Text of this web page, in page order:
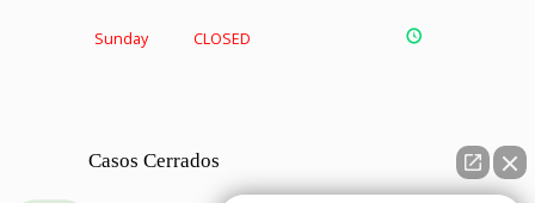
Sunday CLOSED
Casos Cerrados